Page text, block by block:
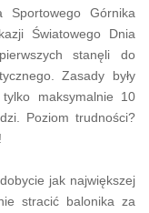
Sportowego Górnika
Światowego Dnia
stanęli do
Zasady były
maksymalnie 10
Poziom trudności?
jak największej
stracić balonika za